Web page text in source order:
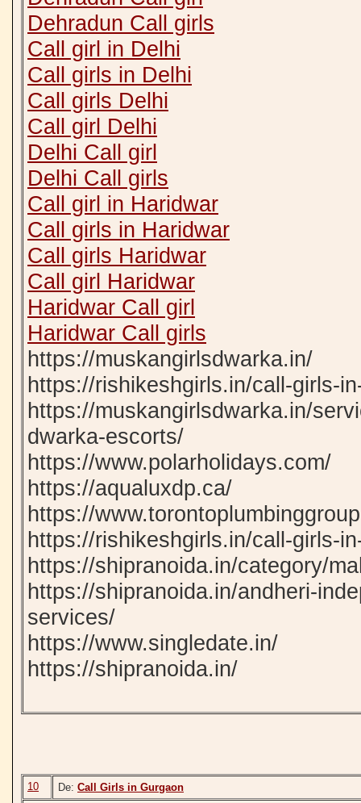
Dehradun Call girls
Call girl in Delhi
Call girls in Delhi
Call girls Delhi
Call girl Delhi
Delhi Call girl
Delhi Call girls
Call girl in Haridwar
Call girls in Haridwar
Call girls Haridwar
Call girl Haridwar
Haridwar Call girl
Haridwar Call girls
https://muskangirlsdwarka.in/
https://rishikeshgirls.in/call-girls-
https://muskangirlsdwarka.in/
dwarka-escorts/
https://www.polarholidays.com/
https://aqualuxdp.ca/
https://
https://rishikeshgirls.in/call-girls-
https://shipranoida.in/category/
https://shipranoida.in/andheri-
services/
https://www.singledate.in/
https://shipranoida.in/
10 De: Call Girls in Gurgaon